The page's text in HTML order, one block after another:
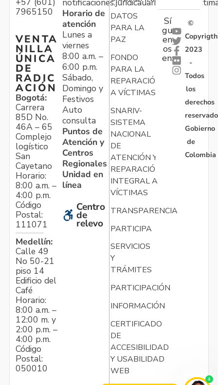
7965150
VENTA
NILLA
ÚNICA
DE
RADIC
ACIÓN
Bogotá:
Carrera
85D No.
46A – 65
Complejo
logístico
San
Cayetano
Horario:
8:00 a.m. –
4:00 p.m.
Código
Postal:
111071
Medellín:
Calle 49
No 50-21
piso 14
Edificio del
Café
Horario:
8:00 a.m. –
12:00 m. y
2:00 p.m. –
4:00 p.m.
Código
Postal:
050010
Horario de
atención
Lunes a
viernes
8:00 a.m. –
6:00 p.m.
Sábado,
Domingo y
Festivos
Auto
consulta
Puntos de
Atención y
Centros
Regionales
Unidad en
línea
Centro
de
relevo
DATOS
PARA LA
PAZ
FONDO
PARA LA
REPARACIÓN
A VÍCTIMAS
SNARIV-
SISTEMA
NACIONAL
DE
ATENCIÓN Y
REPARACIÓN
INTEGRAL A
VÍCTIMAS
TRANSPARENCIA
PARTICIPA
SERVICIOS
Y
TRÁMITES
PARTICIPACIÓN
INFORMACIÓN
CERTIFICADO
DE
ACCESIBILIDAD
Y USABILIDAD
WEB
Sí
gu
en
os
en:
©
Copyrigth
2023
-
Todos
los
derechos
Gobierno
de
Colombia
4